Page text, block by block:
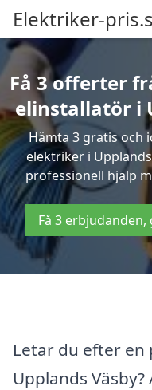
Elektriker-
Få 3 offerter
elinstallatör i
Hämta 3 gratis och
elektriker i
professionell hjälp
Få 3
Letar du efter
Upplands